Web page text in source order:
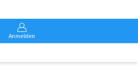
Anmelden